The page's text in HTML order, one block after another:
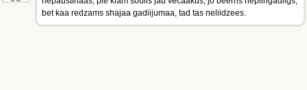
bet kaa redzams shajaa gadiijumaa, tad tas neliidzees.